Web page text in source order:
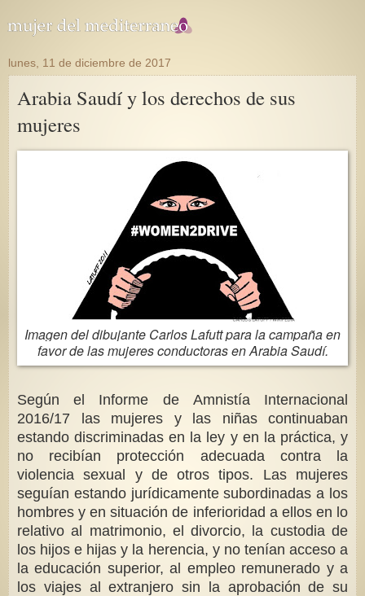
lunes, 11 de diciembre de 2017
Arabia Saudí y los derechos de sus
mujeres
Imagen del dibujante Carlos Lafutt para la campaña en
favor de las mujeres conductoras en Arabia Saudí.
Según el Informe de Amnistía Internacional
2016/17 las mujeres y las niñas continuaban
estando discriminadas en la ley y en la práctica, y
no recibían protección adecuada contra la
violencia sexual y de otros tipos. Las mujeres
seguían estando jurídicamente subordinadas a los
hombres y en situación de inferioridad a ellos en lo
relativo al matrimonio, el divorcio, la custodia de
los hijos e hijas y la herencia, y no tenían acceso a
la educación superior, al empleo remunerado y a
los viajes al extranjero sin la aprobación de su